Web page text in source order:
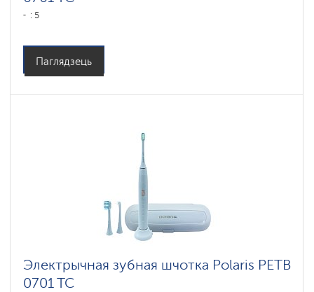
: 5
Паглядзець
Электрычная зубная шчотка Polaris PETB
0701 TC